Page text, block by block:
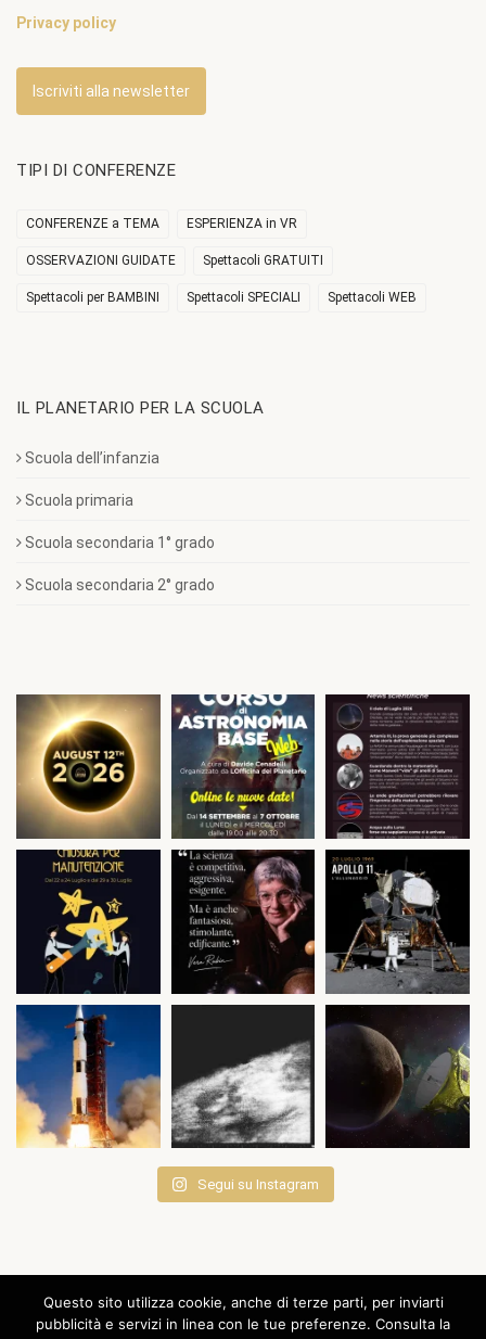
Privacy policy
Iscriviti alla newsletter
TIPI DI CONFERENZE
CONFERENZE a TEMA ESPERIENZA in VR
OSSERVAZIONI GUIDATE Spettacoli GRATUITI
Spettacoli per BAMBINI Spettacoli SPECIALI Spettacoli WEB
IL PLANETARIO PER LA SCUOLA
Scuola dell’infanzia
Scuola primaria
Scuola secondaria 1° grado
Scuola secondaria 2° grado
Segui su Instagram
Questo sito utilizza cookie, anche di terze parti, per inviarti
pubblicità e servizi in linea con le tue preferenze. Consulta la